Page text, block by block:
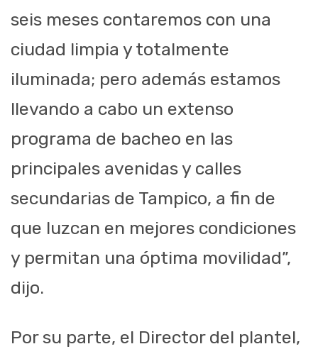
seis meses contaremos con una
ciudad limpia y totalmente
iluminada; pero además estamos
llevando a cabo un extenso
programa de bacheo en las
principales avenidas y calles
secundarias de Tampico, a fin de
que luzcan en mejores condiciones
y permitan una óptima movilidad”,
dijo.
Por su parte, el Director del plantel,